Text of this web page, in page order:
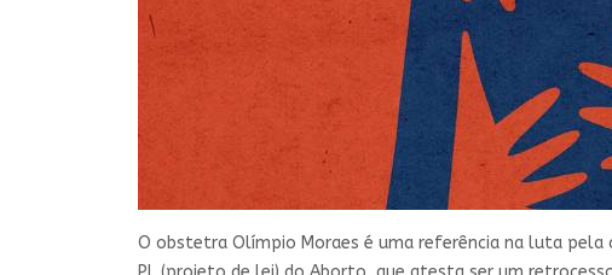
O obstetra Olímpio Moraes é uma referência na luta pela